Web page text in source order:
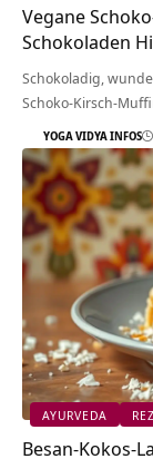
Vegane
Schokoladen
Schokoladig,
Schoko-Kirsch-
YOGA VIDYA INFOS
AYURVEDA
Besan-Kokos-